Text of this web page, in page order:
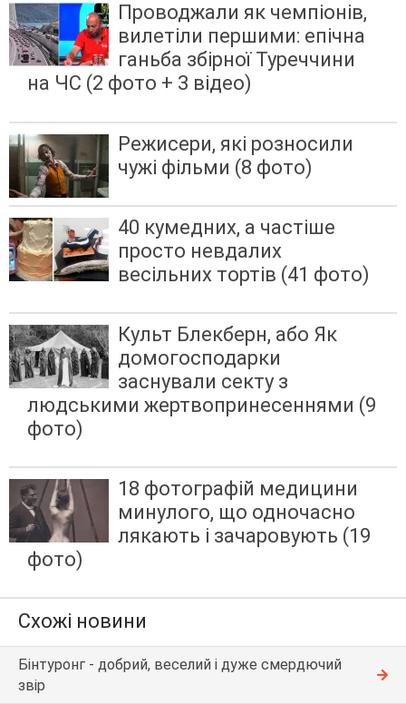
Проводжали як чемпіонів,
вилетіли першими: епічна
ганьба збірної Туреччини
на ЧС (2 фото + 3 відео)
Режисери, які розносили
чужі фільми (8 фото)
40 кумедних, а частіше
просто невдалих
весільних тортів (41 фото)
Культ Блекберн, або Як
домогосподарки
заснували секту з
людськими жертвопринесеннями (9
фото)
18 фотографій медицини
минулого, що одночасно
лякають і зачаровують (19
фото)
Схожі новини
Бінтуронг - добрий, веселий і дуже смердючий
звір